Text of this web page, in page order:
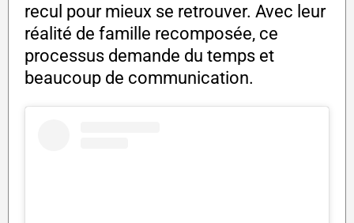
recul pour mieux se retrouver. Avec leur
réalité de famille recomposée, ce
processus demande du temps et
beaucoup de communication.